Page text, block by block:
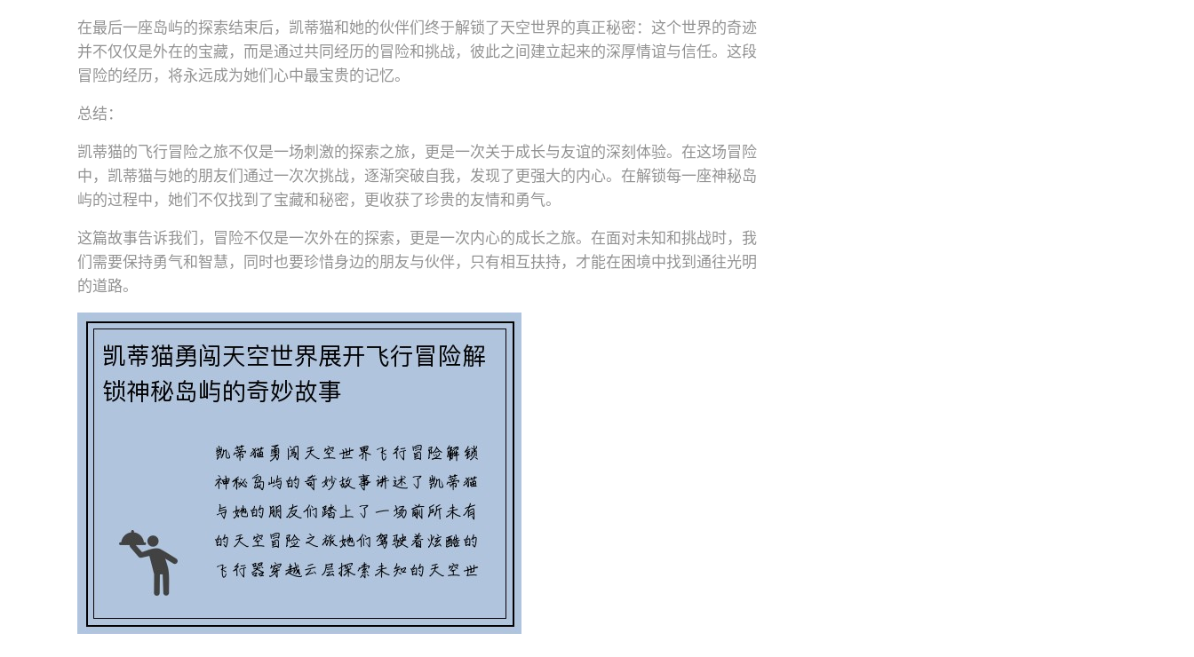
在最后一座岛屿的探索结束后，凯蒂猫和她的伙伴们终于解锁了天空世界的真正秘密：这个世界的奇迹
并不仅仅是外在的宝藏，而是通过共同经历的冒险和挑战，彼此之间建立起来的深厚情谊与信任。这段
冒险的经历，将永远成为她们心中最宝贵的记忆。
总结：
凯蒂猫的飞行冒险之旅不仅是一场刺激的探索之旅，更是一次关于成长与友谊的深刻体验。在这场冒险
中，凯蒂猫与她的朋友们通过一次次挑战，逐渐突破自我，发现了更强大的内心。在解锁每一座神秘岛
屿的过程中，她们不仅找到了宝藏和秘密，更收获了珍贵的友情和勇气。
这篇故事告诉我们，冒险不仅是一次外在的探索，更是一次内心的成长之旅。在面对未知和挑战时，我
们需要保持勇气和智慧，同时也要珍惜身边的朋友与伙伴，只有相互扶持，才能在困境中找到通往光明
的道路。